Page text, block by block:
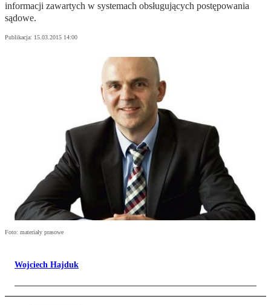
informacji zawartych w systemach obsługujących postępowania
sądowe.
Publikacja: 15.03.2015 14:00
Foto: materiały prasowe
Wojciech Hajduk